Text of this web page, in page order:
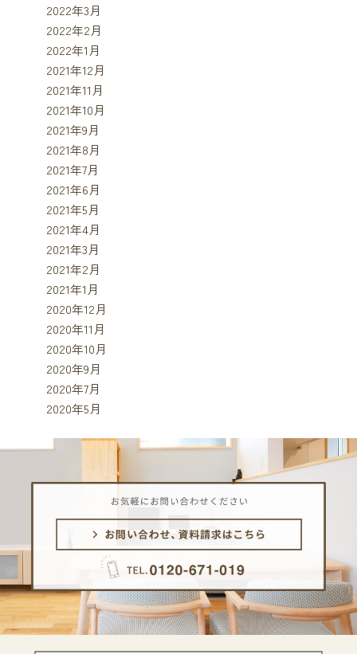
2022年3月
2022年2月
2022年1月
2021年12月
2021年11月
2021年10月
2021年9月
2021年8月
2021年7月
2021年6月
2021年5月
2021年4月
2021年3月
2021年2月
2021年1月
2020年12月
2020年11月
2020年10月
2020年9月
2020年7月
2020年5月